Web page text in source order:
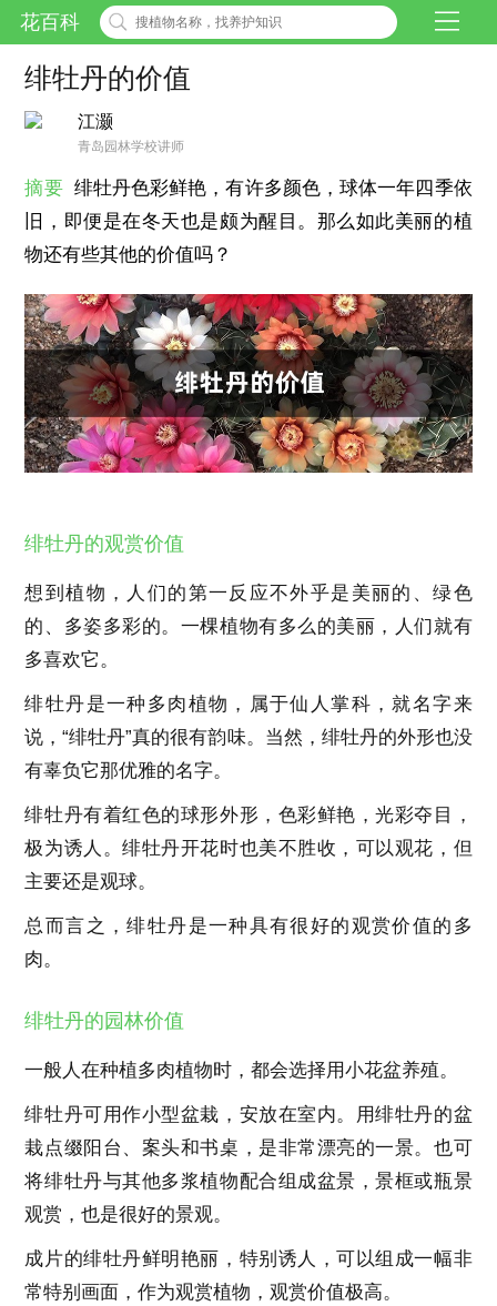
花百科
绯牡丹的价值
江灏
青岛园林学校讲师
摘要 绯牡丹色彩鲜艳，有许多颜色，球体一年四季依
旧，即便是在冬天也是颇为醒目。那么如此美丽的植
物还有些其他的价值吗？
绯牡丹的观赏价值
想到植物，人们的第一反应不外乎是美丽的、绿色
的、多姿多彩的。一棵植物有多么的美丽，人们就有
多喜欢它。
绯牡丹是一种多肉植物，属于仙人掌科，就名字来
说，“绯牡丹”真的很有韵味。当然，绯牡丹的外形也没
有辜负它那优雅的名字。
绯牡丹有着红色的球形外形，色彩鲜艳，光彩夺目，
极为诱人。绯牡丹开花时也美不胜收，可以观花，但
主要还是观球。
总而言之，绯牡丹是一种具有很好的观赏价值的多
肉。
绯牡丹的园林价值
一般人在种植多肉植物时，都会选择用小花盆养殖。
绯牡丹可用作小型盆栽，安放在室内。用绯牡丹的盆
栽点缀阳台、案头和书桌，是非常漂亮的一景。也可
将绯牡丹与其他多浆植物配合组成盆景，景框或瓶景
观赏，也是很好的景观。
成片的绯牡丹鲜明艳丽，特别诱人，可以组成一幅非
常特别画面，作为观赏植物，观赏价值极高。